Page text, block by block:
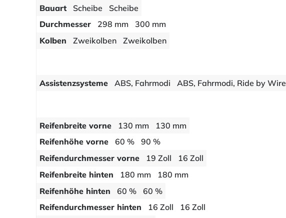
Bauart Scheibe
Scheibe
Durchmesser
298 mm
300 mm
Kolben
Zweikolben Zweikolben
Assistenzsysteme
ABS, Fahrmodi ABS, Fahrmodi, Ride by Wire
Reifenbreite vorne
130 mm
130 mm
Reifenhöhe vorne
60 %
90 %
Reifendurchmesser vorne
19 Zoll
16 Zoll
Reifenbreite hinten
180 mm
180 mm
Reifenhöhe hinten
60 %
60 %
Reifendurchmesser hinten
16 Zoll
16 Zoll